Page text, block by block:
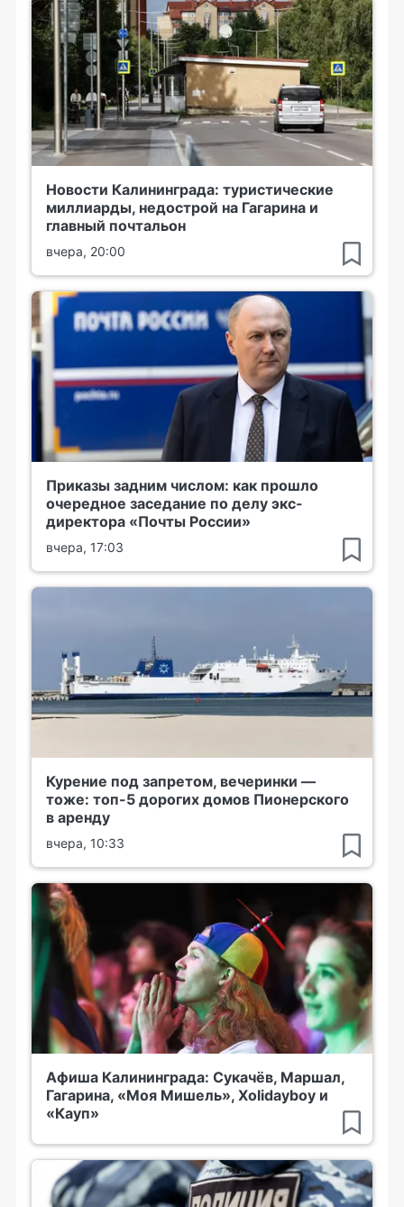
Новости Калининграда: туристические
миллиарды, недострой на Гагарина и
главный почтальон
вчера, 20:00
Приказы задним числом: как прошло
очередное заседание по делу экс-
директора «Почты России»
вчера, 17:03
Курение под запретом, вечеринки —
тоже: топ-5 дорогих домов Пионерского
в аренду
вчера, 10:33
Афиша Калининграда: Сукачёв, Маршал,
Гагарина, «Моя Мишель», Xolidayboy и
«Кауп»